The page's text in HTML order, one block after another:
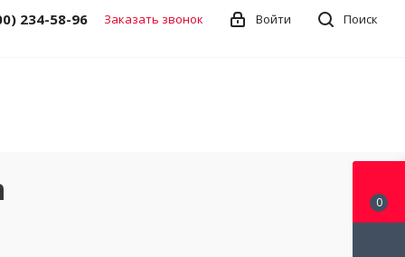
Поиск
Войти
234-58-96 Заказать звонок
0